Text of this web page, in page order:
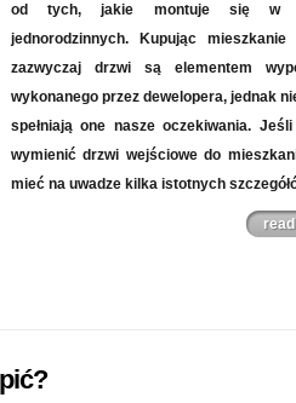
od tych, jakie montuje się w
jednorodzinnych. Kupując
zazwyczaj drzwi są elementem
wykonanego przez dewelopera, jednak
spełniają one nasze oczekiwania.
wymienić drzwi wejściowe do
mieć na uwadze kilka istotnych